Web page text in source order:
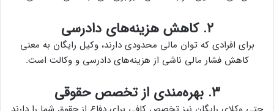
۲. کاهش هزینه‌های دادرسی
برای افرادی که توان مالی محدودی دارند، وکیل رایگان به معنی
کاهش فشار مالی ناشی از هزینه‌های دادرسی و وکالت است.
۳. بهره‌مندی از تخصص حقوقی